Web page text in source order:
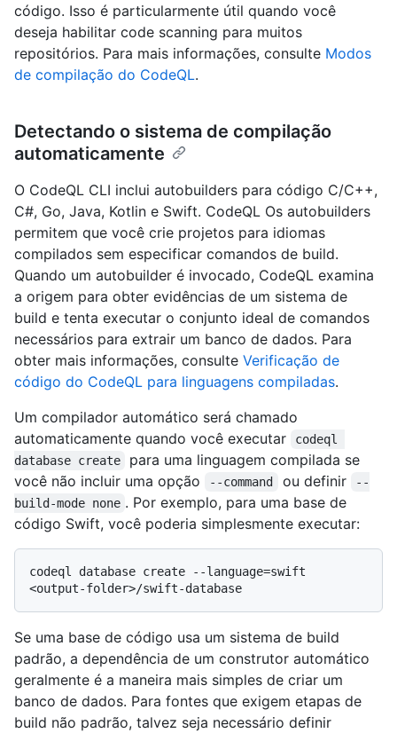
código. Isso é particularmente útil quando você
deseja habilitar code scanning para muitos
repositórios. Para mais informações, consulte Modos
de compilação do CodeQL.
Detectando o sistema de compilação
automaticamente
O CodeQL CLI inclui autobuilders para código C/C++,
C#, Go, Java, Kotlin e Swift. CodeQL Os autobuilders
permitem que você crie projetos para idiomas
compilados sem especificar comandos de build.
Quando um autobuilder é invocado, CodeQL examina
a origem para obter evidências de um sistema de
build e tenta executar o conjunto ideal de comandos
necessários para extrair um banco de dados. Para
obter mais informações, consulte Verificação de
código do CodeQL para linguagens compiladas.
Um compilador automático será chamado
automaticamente quando você executar
codeql
database create
para uma linguagem compilada se
você não incluir uma opção
--command ou definir
--
build-mode none . Por exemplo, para uma base de
código Swift, você poderia simplesmente executar:
codeql database create --language=swift
Se uma base de código usa um sistema de build
padrão, a dependência de um construtor automático
geralmente é a maneira mais simples de criar um
banco de dados. Para fontes que exigem etapas de
build não padrão, talvez seja necessário definir